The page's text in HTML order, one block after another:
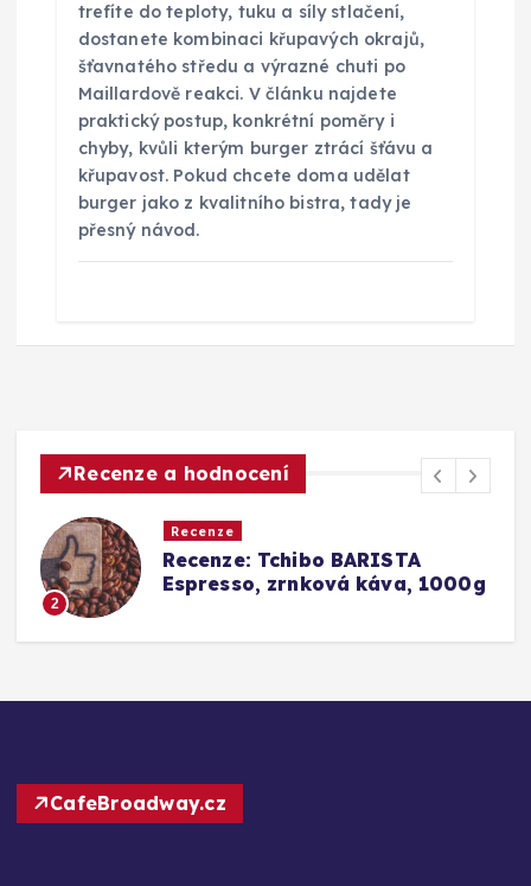
trefíte do teploty, tuku a síly stlačení,
dostanete kombinaci křupavých okrajů,
šťavnatého středu a výrazné chuti po
Maillardově reakci. V článku najdete
praktický postup, konkrétní poměry i
chyby, kvůli kterým burger ztrácí šťávu a
křupavost. Pokud chcete doma udělat
burger jako z kvalitního bistra, tady je
přesný návod.
Recenze a hodnocení
1000g
Srovnání a recenze:
Barista Caffè Crema vs.
CafeBroadway.cz